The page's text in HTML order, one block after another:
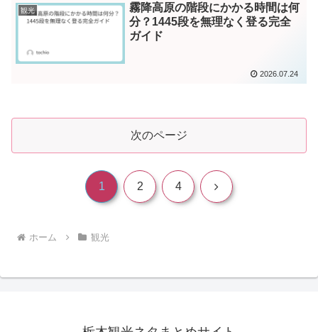
観光
霧降高原の階段にかかる時間は何
分？1445段を無理なく登る完全
ガイド
2026.07.24
次のページ
1 2 4 次
ホーム 観光